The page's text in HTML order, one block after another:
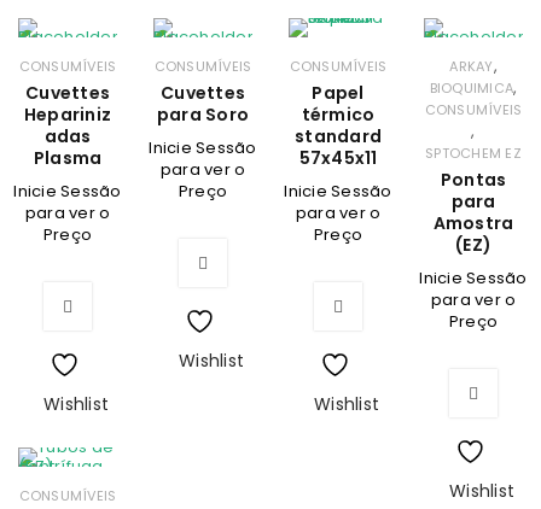
CONSUMÍVEIS
Cuvettes
Hepariniz
adas
Plasma
Inicie Sessão
para ver o
Preço
Wishlist
CONSUMÍVEIS
Cuvettes
para Soro
Inicie Sessão
para ver o
Preço
Wishlist
CONSUMÍVEIS
Papel
térmico
standard
57x45x11
Inicie Sessão
para ver o
Preço
Wishlist
ARKAY,
BIOQUIMICA,
CONSUMÍVEIS
,
SPTOCHEM EZ
Pontas
para
Amostra
(EZ)
Inicie Sessão
para ver o
Preço
Wishlist
CONSUMÍVEIS